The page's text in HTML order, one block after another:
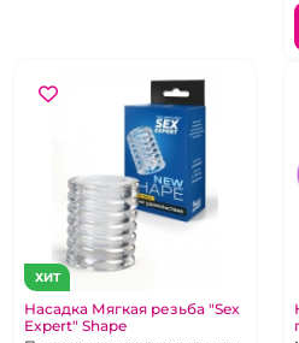
ХИТ
Насадка Мягкая резьба "Sex
Expert" Shape